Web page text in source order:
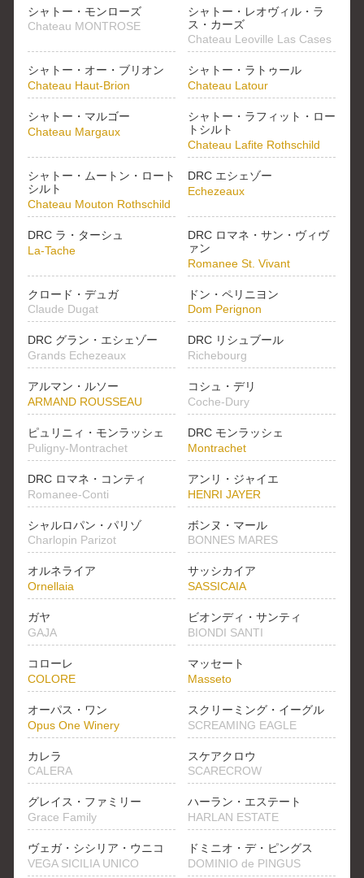
シャトー・モンローズ
Chateau MONTROSE
シャトー・レオヴィル・ラ
ス・カーズ
Chateau Leoville Las Cases
シャトー・オー・ブリオン
Chateau Haut-Brion
シャトー・ラトゥール
Chateau Latour
シャトー・マルゴー
Chateau Margaux
シャトー・ラフィット・ロー
トシルト
Chateau Lafite Rothschild
シャトー・ムートン・ロート
シルト
Chateau Mouton Rothschild
DRC エシェゾー
Echezeaux
DRC ラ・ターシュ
La-Tache
DRC ロマネ・サン・ヴィヴ
ァン
Romanee St. Vivant
クロード・デュガ
Claude Dugat
ドン・ペリニヨン
Dom Perignon
DRC グラン・エシェゾー
Grands Echezeaux
DRC リシュブール
Richebourg
アルマン・ルソー
ARMAND ROUSSEAU
コシュ・デリ
Coche-Dury
ピュリニィ・モンラッシェ
Puligny-Montrachet
DRC モンラッシェ
Montrachet
DRC ロマネ・コンティ
Romanee-Conti
アンリ・ジャイエ
HENRI JAYER
シャルロパン・パリゾ
Charlopin Parizot
ボンヌ・マール
BONNES MARES
オルネライア
Ornellaia
サッシカイア
SASSICAIA
ガヤ
GAJA
ビオンディ・サンティ
BIONDI SANTI
コローレ
COLORE
マッセート
Masseto
オーパス・ワン
Opus One Winery
スクリーミング・イーグル
SCREAMING EAGLE
カレラ
CALERA
スケアクロウ
SCARECROW
グレイス・ファミリー
Grace Family
ハーラン・エステート
HARLAN ESTATE
ヴェガ・シシリア・ウニコ
VEGA SICILIA UNICO
ドミニオ・デ・ピングス
DOMINIO de PINGUS